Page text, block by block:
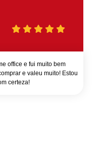
office e fui muito bem
e valeu muito! Estou
certeza!